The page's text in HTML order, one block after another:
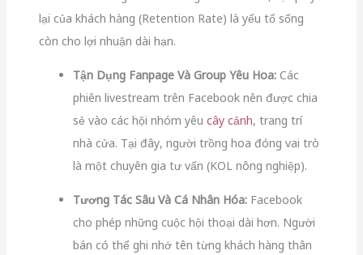
lại của khách hàng (Retention Rate) là yếu tố sống
còn cho lợi nhuận dài hạn.
Tận Dụng Fanpage Và Group Yêu Hoa:Các
phiên livestream trên Facebook nên được chia
sẻ vào các hội nhóm yêu cây cảnh, trang trí
nhà cửa. Tại đây, người trồng hoa đóng vai trò
là một chuyên gia tư vấn (KOL nông nghiệp).
Tương Tác Sâu Và Cá Nhân Hóa:Facebook
cho phép những cuộc hội thoại dài hơn. Người
bán có thể ghi nhớ tên từng khách hàng thân